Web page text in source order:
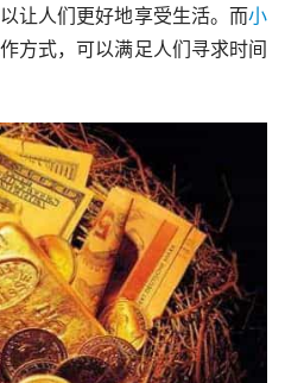
让人们更好地享受生活。而小
方式，可以满足人们寻求时间